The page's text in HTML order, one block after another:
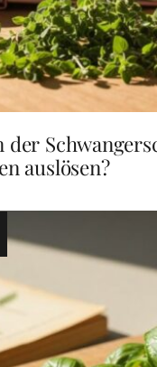
der
auslösen?